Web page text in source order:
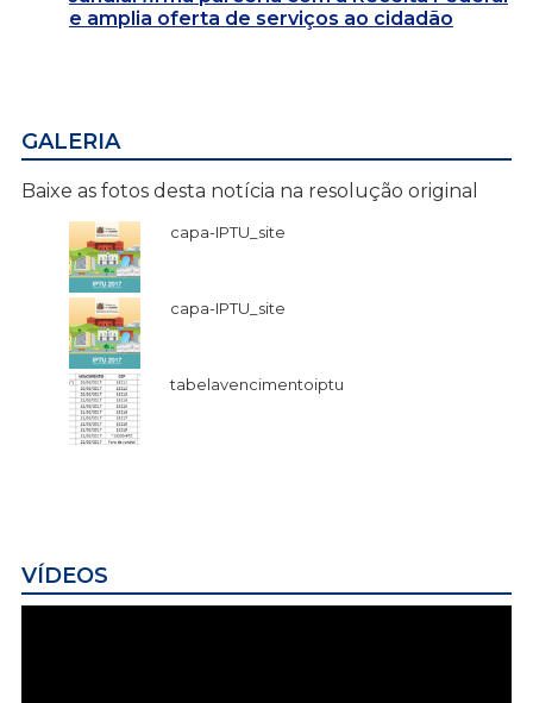
e amplia oferta de serviços ao cidadão
GALERIA
Baixe as fotos desta notícia na resolução original
capa-IPTU_site
capa-IPTU_site
tabelavencimentoiptu
VÍDEOS